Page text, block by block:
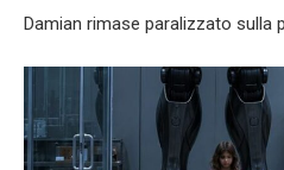
Damian rimase paralizzato sulla